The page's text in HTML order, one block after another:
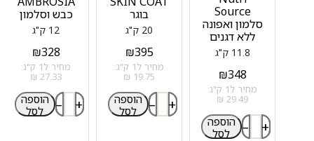
Source
סלמון ואפונה
ללא דגנים
11.8 ק"ג
₪348
מחיר ל1 ק"ג:
29.49 ₪
– +
הוספה
לסל
בוגר
20 ק"ג
₪395
מחיר ל1 ק"ג:
19.75 ₪
– +
הוספה
לסל
כבש וסלמון
12 ק"ג
₪328
מחיר ל1 ק"ג:
27.33 ₪
– +
הוספה
לסל